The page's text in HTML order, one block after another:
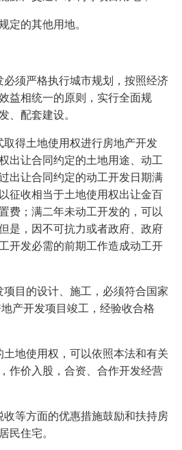
定的其他用地。
须严格执行城市规划，按照经济
益相统一的原则，实行全面规
、配套建设。
得土地使用权进行房地产开发
出让合同约定的土地用途、动工
出让合同约定的动工开发日期满
征收相当于土地使用权出让金百
费；满二年未动工开发的，可以
是，因不可抗力或者政府、政府
开发必需的前期工作造成动工开
目的设计、施工，必须符合国家
产开发项目竣工，经验收合格
地使用权，可以依照本法和有关
作价入股，合资、合作开发经营
等方面的优惠措施鼓励和扶持房
民住宅。